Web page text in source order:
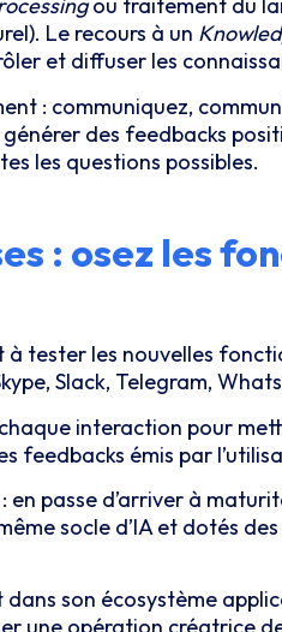
ou traitement du
Le recours à un
et diffuser les
: communiquez,
des feedbacks
les questions possibles.
: osez les
à tester les nouvelles
Slack, Telegram,
interaction pour
feedbacks émis par
en passe d’arriver à
socle d’IA et dotés
dans son écosystème